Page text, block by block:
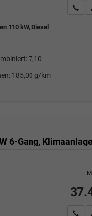
110 kW, Diesel
7,10
185,00 g/km
Wir
Wir